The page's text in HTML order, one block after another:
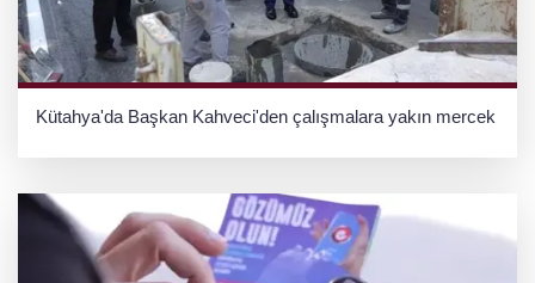
Kütahya'da Başkan Kahveci'den çalışmalara yakın mercek